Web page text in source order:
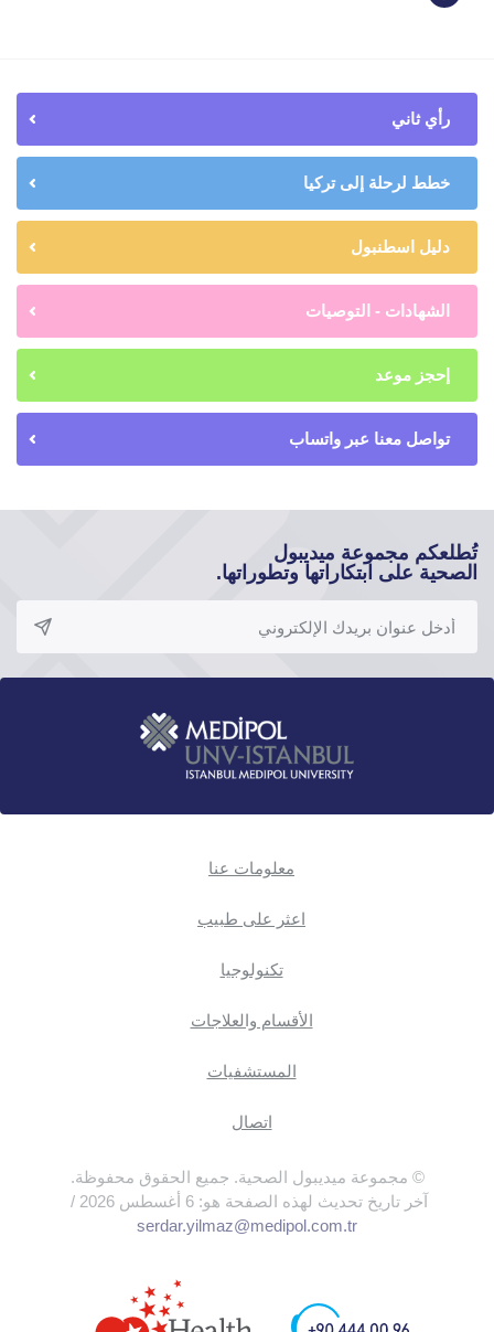
رأي ثاني
خطط لرحلة إلى تركيا
دليل اسطنبول
الشهادات - التوصيات
إحجز موعد
تواصل معنا عبر واتساب
تُطلعكم مجموعة ميديبول
الصحية على ابتكاراتها وتطوراتها.
معلومات عنا
اعثر على طبيب
تكنولوجيا
الأقسام والعلاجات
المستشفيات
اتصال
© مجموعة ميديبول الصحية. جميع الحقوق محفوظة.
آخر تاريخ تحديث لهذه الصفحة هو: 6 أغسطس 2026 /
serdar.yilmaz@medipol.com.tr